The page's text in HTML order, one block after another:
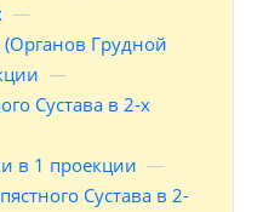
—
(Органов Грудной
—
Сустава в 2-х
в 1 проекции —
Сустава в 2-